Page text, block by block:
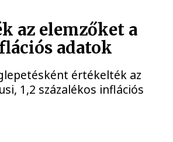
az elemzőket a
adatok
értékelték az
1,2 százalékos inflációs